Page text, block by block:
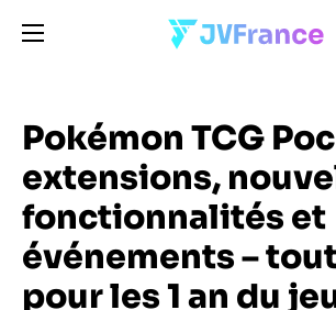
Pokémon TCG
extensions,
fonctionnalités et
événements –
pour les 1 an du